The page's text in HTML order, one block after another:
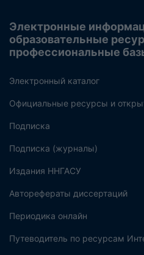
Электронные
образовательные
профессиональные
Электронный каталог
Официальные ресурсы и
Подписка
Подписка (журналы)
Издания ННГАСУ
Авторефераты диссертаций
Периодика онлайн
Путеводитель по ресурсам